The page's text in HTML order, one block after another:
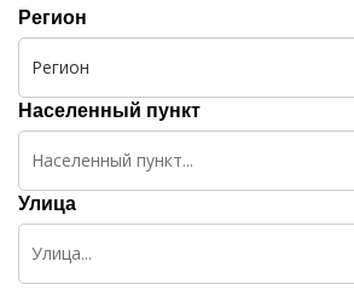
Регион
Регион
Населенный пункт
Улица